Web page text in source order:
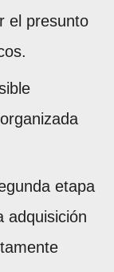
el presunto
etapa
adquisición